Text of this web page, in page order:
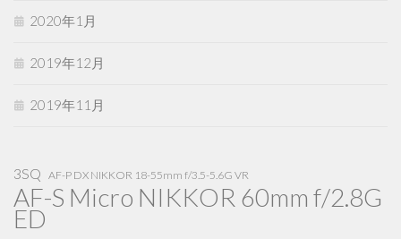
2020年1月
2019年12月
2019年11月
3SQ AF-P DX NIKKOR 18-55mm f/3.5-5.6G VR
AF-S Micro NIKKOR 60mm f/2.8G
ED